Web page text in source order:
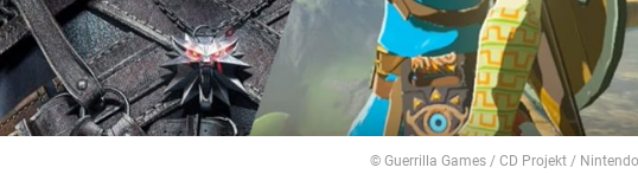
© Guerrilla Games / CD Projekt / Nintendo